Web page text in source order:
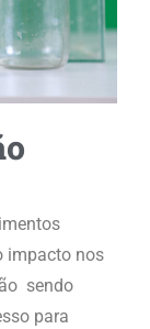
impacto nos
sendo
para